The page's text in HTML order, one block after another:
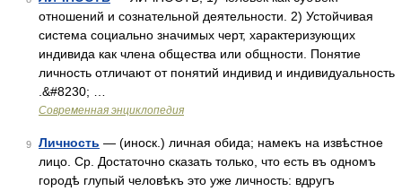
отношений и сознательной деятельности. 2) Устойчивая
система социально значимых черт, характеризующих
индивида как члена общества или общности. Понятие
личность отличают от понятий индивид и индивидуальность
.&#8230; …
Современная энциклопедия
9 Личность — (иноск.) личная обида; намекъ на извѣстное
лицо. Ср. Достаточно сказать только, что есть въ одномъ
городѣ глупый человѣкъ это уже личность: вдругъ